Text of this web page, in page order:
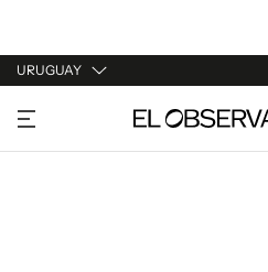
URUGUAY
URUGUAY
ARGENTINA